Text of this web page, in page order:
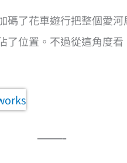
碼了花車遊行把整個愛
了位置。不過從這角度
———-